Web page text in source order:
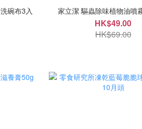
碗布3入
家立潔 驅蟲除味植物油噴
HK$49.00
HK$69.00